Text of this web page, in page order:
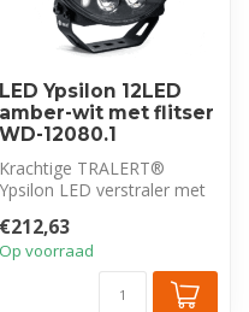
LED Ypsilon 12LED
amber-wit met flitser
WD-12080.1
Krachtige TRALERT®
Ypsilon LED verstraler met
Voorzien...
€212,63
Op voorraad